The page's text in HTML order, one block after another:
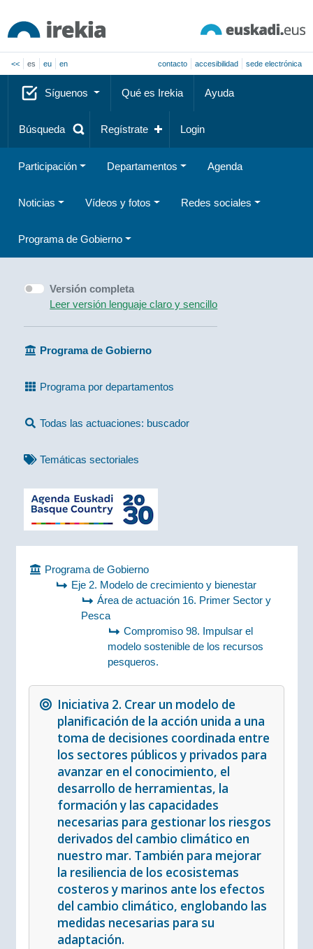
<< es eu en contacto accesibilidad sede electrónica
Síguenos Qué es Irekia Ayuda
Búsqueda Regístrate Login
Participación Departamentos Agenda
Noticias Vídeos y fotos Redes sociales
Programa de Gobierno
Versión completa
Leer versión lenguaje claro y sencillo
Programa de Gobierno
Programa por departamentos
Todas las actuaciones: buscador
Temáticas sectoriales
Programa de Gobierno
Eje 2. Modelo de crecimiento y bienestar
Área de actuación 16. Primer Sector y
Pesca
Compromiso 98. Impulsar el
modelo sostenible de los recursos
pesqueros.
Iniciativa 2. Crear un modelo de
planificación de la acción unida a una
toma de decisiones coordinada entre
los sectores públicos y privados para
avanzar en el conocimiento, el
desarrollo de herramientas, la
formación y las capacidades
necesarias para gestionar los riesgos
derivados del cambio climático en
nuestro mar. También para mejorar
la resiliencia de los ecosistemas
costeros y marinos ante los efectos
del cambio climático, englobando las
medidas necesarias para su
adaptación.